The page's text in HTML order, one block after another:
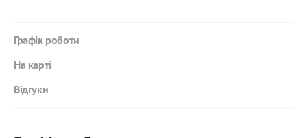
Графік роботи
На карті
Відгуки